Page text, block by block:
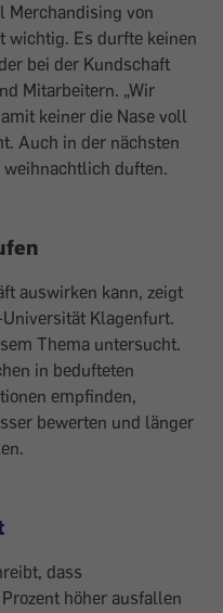
Merchandising von
wichtig. Es durfte keinen
bei der Kundschaft
Mitarbeitern. „Wir
keiner die ­Nase voll
Auch in der nächsten
duften.
auswirken kann, zeigt
Klagenfurt.
Thema untersucht.
in bedufteten
empfinden,
bewerten und länger
dass
­höher ausfallen